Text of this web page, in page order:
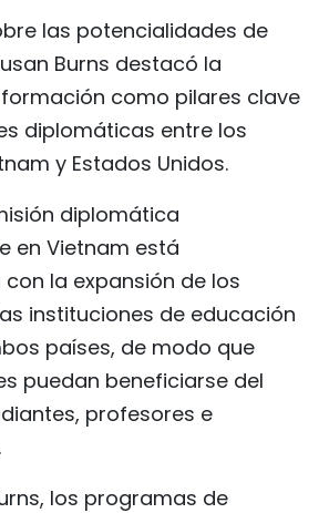
las potencialidades de
Burns destacó la
como pilares clave
diplomáticas entre los
y Estados Unidos.
diplomática
en Vietnam está
la expansión de los
instituciones de educación
países, de modo que
puedan beneficiarse del
profesores e
los programas de